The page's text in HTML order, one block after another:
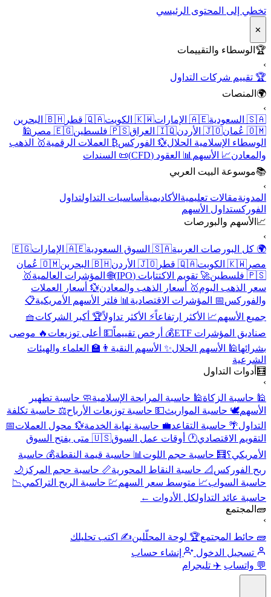
تخطي إلى المحتوى الرئيسي
✕
🏆 الوسطاء والتقييمات
›
🏆 تقييم شركات التداول
🌍 المنصات
›
🇸🇦 السعودية
🇦🇪 الإمارات 🇰🇼 الكويت 🇶🇦 قطر
🇧🇭 البحرين
🇴🇲 عُمان
🇯🇴 الأردن 🇮🇶 العراق 🇵🇸 فلسطين 🇪🇬 مصر
🕌
الوسطاء الإسلامية الحلال💱 الفوركس₿ العملات الرقمية🥇 الذهب
والمعادن📈 الأسهم 📊 العقود (CFD)
📜 السندات
📚موسوعة البيت العربي
›
المدونةمقالات تعليمية الأكاديمية أساسيات التداولتداول
الفوركستداول الأسهم
📈 الأسهم والبورصات
›
🌍 كل البورصات العربية🇸🇦 السوق السعودية 🇦🇪 الإمارات
🇪🇬
مصر 🇰🇼 الكويت 🇶🇦 قطر 🇯🇴 الأردن 🇧🇭 البحرين
🇴🇲 عُمان
🇵🇸 فلسطين
🚀 تقويم الاكتتابات (IPO) 🌐 المؤشرات العالمية🥇
سعر الذهب اليوم🥇 أسعار الذهب والمعادن💱 أسعار العملات
والفوركس📅 المؤشرات الاقتصادية 📊 فلتر الأسهم الأمريكية📋
جميع الأسهم📈 الأكثر ارتفاعاً⚡ الأكثر تداولاً🏆 أكبر الشركات🧺
صناديق المؤشرات ETF
💰 أرخص تقييماً💵 أعلى توزيعات 🔥 موصى
بشرائها🕌 الأسهم الحلال✨ الأسهم النقية 👨‍🏫 العلماء والهيئات
الشرعية
🧮 أدوات التداول
›
🕌 حاسبة الزكاة🕌 حاسبة المرابحة الإسلامية🧼 حاسبة تطهير
الأسهم🕊️ حاسبة المواريث💵 حاسبة توزيعات الأرباح⚖️ حاسبة تكلفة
التداول🌴 حاسبة التقاعد💼 حاسبة نهاية الخدمة💱 محول العملات📅
التقويم الاقتصادي🕐 أوقات عمل السوق
🇺🇸 متى يفتح السوق
الأمريكي؟🧮 حاسبة حجم اللوت 📊 حاسبة قيمة النقطة💰 حاسبة
ربح الفوركس 📐 حاسبة النقاط المحورية📏 حاسبة حجم المركز 🌙
حاسبة السواب📈 متوسط سعر السهم💹 حاسبة الربح التراكمي📉
حاسبة عائد التداولكل الأدوات ←
🧱 المجتمع
›
🧱 حائط المجتمع🏆 لوحة المحلّلين✍️ اكتب تحليلك
تسجيل الدخول
إنشاء حساب
💬 واتساب ✈️ تليجرام